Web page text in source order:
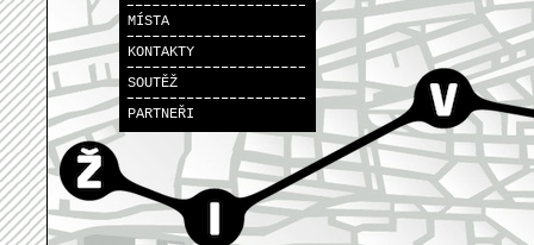
MÍSTA
KONTAKTY
SOUTĚŽ
PARTNEŘI